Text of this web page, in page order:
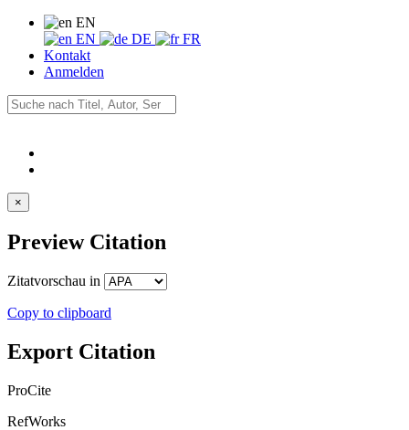
EN
EN
DE
FR
Kontakt
Anmelden
×
Preview Citation
Zitatvorschau in
Copy to clipboard
Export Citation
ProCite
RefWorks